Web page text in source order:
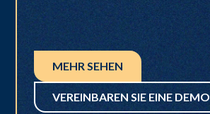
MEHR SEHEN
VEREINBAREN SIE EINE DEMO